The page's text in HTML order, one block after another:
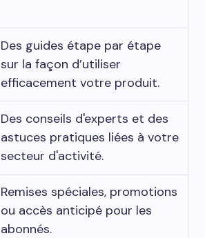
Des guides étape par étape
sur la façon d’utiliser
efficacement votre produit.
Des conseils d'experts et des
astuces pratiques liées à votre
secteur d'activité.
Remises spéciales, promotions
ou accès anticipé pour les
abonnés.